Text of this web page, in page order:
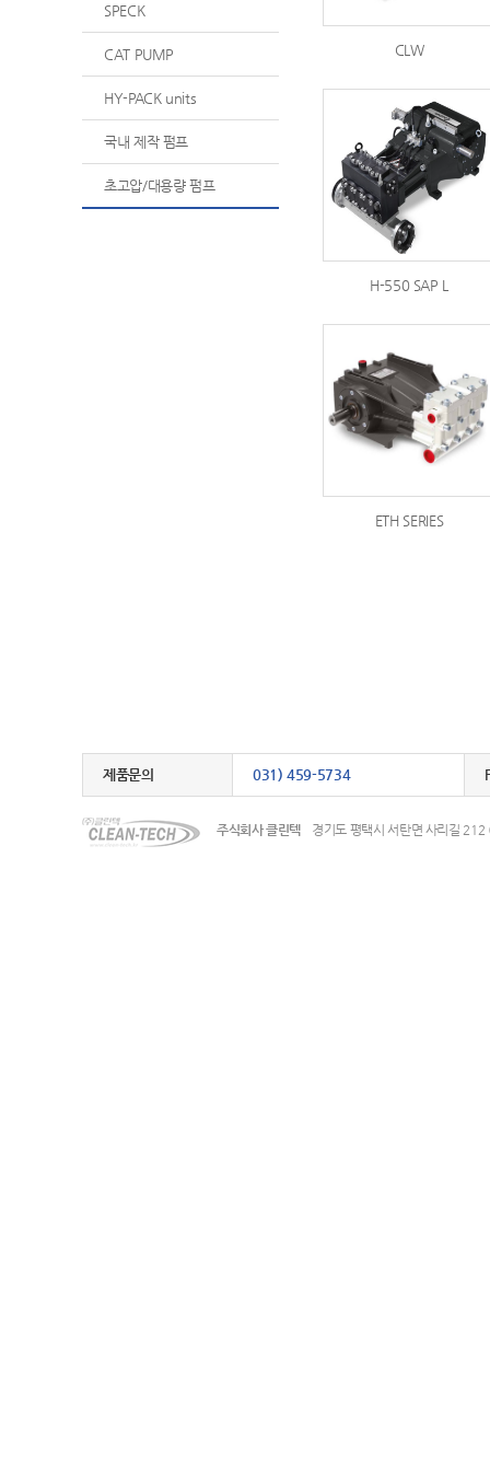
SPECK
CAT PUMP
HY-PACK units
국내 제작 펌프
초고압/대용량 펌프
CLW
H-550 SAP L
ETH SERIES
제품문의 031) 459-5734
주식회사 클린텍 경기도 평택시 서탄면 사리길